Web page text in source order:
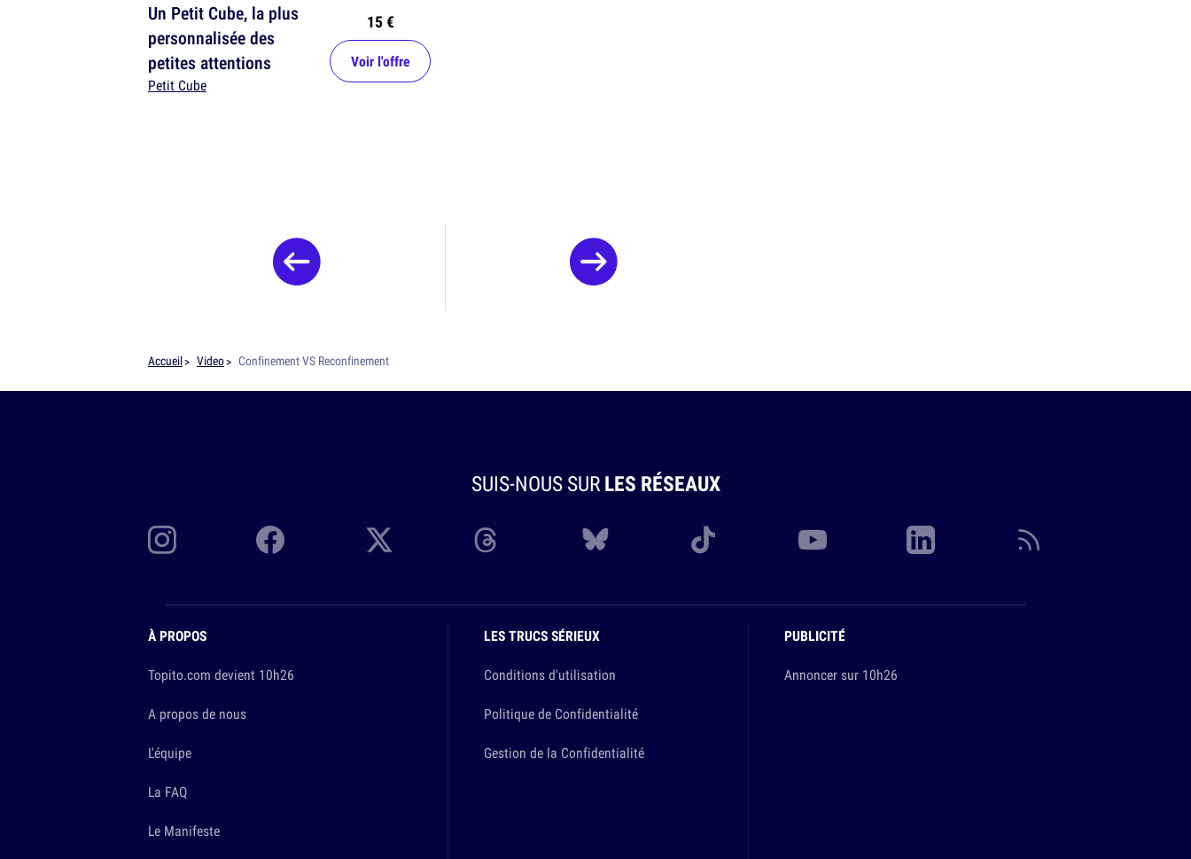
Un Petit Cube, la plus
personnalisée des
petites attentions
Petit Cube
15 €
Voir l'offre
Accueil Video Confinement VS Reconfinement
SUIS-NOUS SURLES RÉSEAUX
À PROPOS
Topito.com devient 10h26
A propos de nous
L'équipe
La FAQ
Le Manifeste
LES TRUCS SÉRIEUX
Conditions d'utilisation
Politique de Confidentialité
Gestion de la Confidentialité
PUBLICITÉ
Annoncer sur 10h26